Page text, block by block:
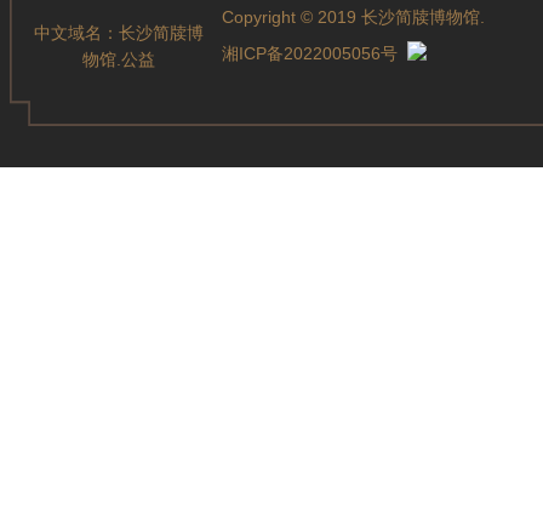
中文域名： 长沙简牍博
物馆.公益
Copyright © 2019 长沙简牍博物馆.
湘ICP备2022005056号